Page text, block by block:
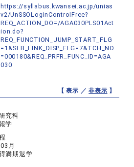
https://syllabus.kwansei.ac.jp/unias
v2/UnSSOLoginControlFree?
REQ_ACTION_DO=/AGA030PLS01Act
ion.do?
REQ_FUNCTION_JUMP_START_FLG
=1&SLB_LINK_DISP_FLG=7&TCH_NO
=000180&REQ_PRFR_FUNC_ID=AGA
030
【 表示 ／非表示 】
究科
学
月
満期退学